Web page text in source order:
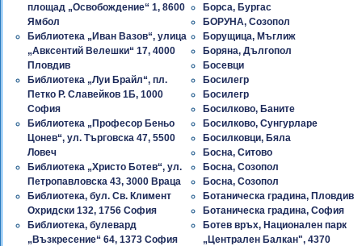
площад „Освобождение“ 1, 8600
Ямбол
Библиотека „Иван Вазов“, улица
„Авксентий Велешки“ 17, 4000
Пловдив
Библиотека „Луи Брайл“, пл.
Петко Р. Славейков 1Б, 1000
София
Библиотека „Професор Беньо
Цонев“, ул. Търговска 47, 5500
Ловеч
Библиотека „Христо Ботев“, ул.
Петропавловска 43, 3000 Враца
Библиотека, бул. Св. Климент
Охридски 132, 1756 София
Библиотека, булевард
„Възкресение“ 64, 1373 София
Борса, Бургас
БОРУНА, Созопол
Борущица, Мъглиж
Боряна, Дългопол
Босевци
Босилегр
Босилегр
Босилково, Баните
Босилково, Сунгурларе
Босилковци, Бяла
Босна, Ситово
Босна, Созопол
Босна, Созопол
Ботаническа градина, Пловдив
Ботаническа градина, София
Ботев връх, Национален парк
„Централен Балкан", 4370